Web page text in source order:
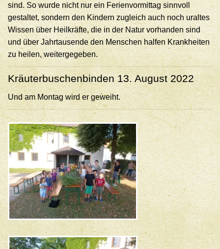
sind. So wurde nicht nur ein Ferienvormittag sinnvoll
gestaltet, sondern den Kindern zugleich auch noch uraltes
Wissen über Heilkräfte, die in der Natur vorhanden sind
und über Jahrtausende den Menschen halfen Krankheiten
zu heilen, weitergegeben.
Kräuterbuschenbinden 13. August 2022
Und am Montag wird er geweiht.